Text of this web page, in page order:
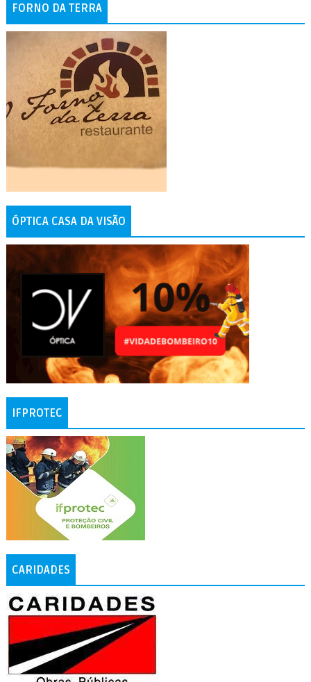
FORNO DA TERRA
ÓPTICA CASA DA VISÃO
IFPROTEC
CARIDADES